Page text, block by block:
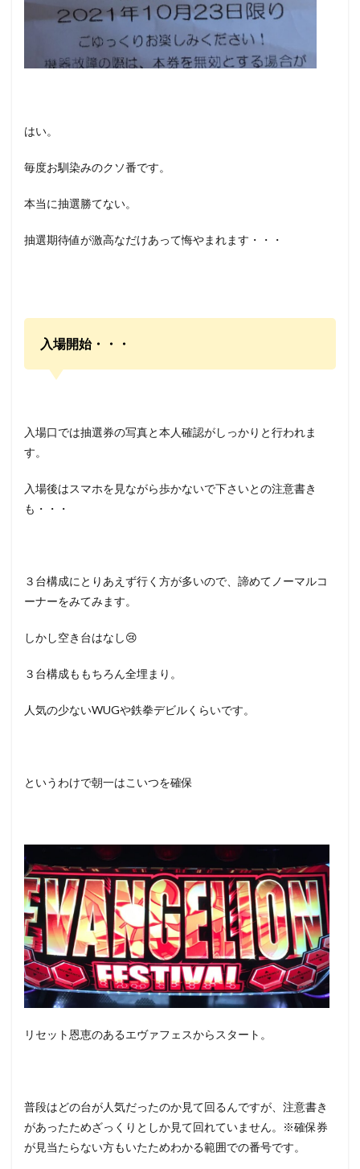
はい。
毎度お馴染みのクソ番です。
本当に抽選勝てない。
抽選期待値が激高なだけあって悔やまれます・・・
入場開始・・・
入場口では抽選券の写真と本人確認がしっかりと行われま
す。
入場後はスマホを見ながら歩かないで下さいとの注意書き
も・・・
３台構成にとりあえず行く方が多いので、諦めてノーマルコ
ーナーをみてみます。
しかし空き台はなし😢
３台構成ももちろん全埋まり。
人気の少ないWUGや鉄拳デビルくらいです。
というわけで朝一はこいつを確保
リセット恩恵のあるエヴァフェスからスタート。
普段はどの台が人気だったのか見て回るんですが、注意書き
があったためざっくりとしか見て回れていません。※確保券
が見当たらない方もいたためわかる範囲での番号です。